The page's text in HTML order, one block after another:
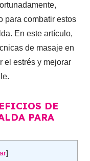
para combatir estos
En este artículo,
de masaje en
el estrés y mejorar
DE
PARA
]